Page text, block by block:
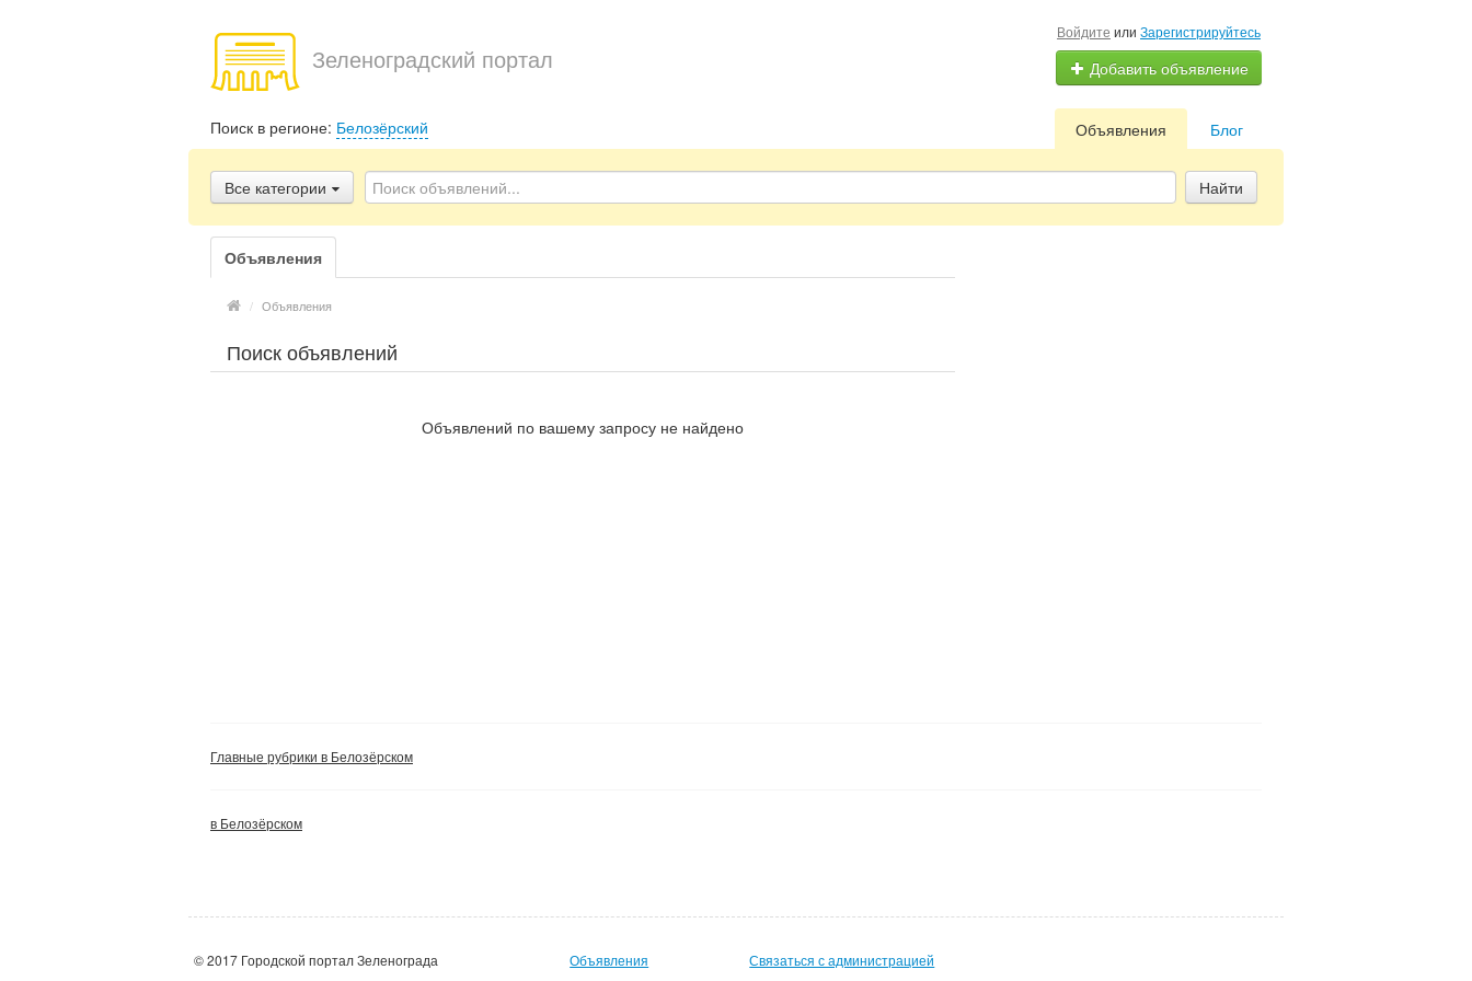
Зеленоградский портал
Войдите или Зарегистрируйтесь
Добавить объявление
Поиск в регионе: Белозёрский Блог
Объявления
Все категории Найти
Объявления
/ Объявления
Поиск объявлений
Объявлений по вашему запросу не найдено
Главные рубрики в Белозёрском
в Белозёрском
© 2017 Городской портал Зеленограда Объявления Связаться с администрацией